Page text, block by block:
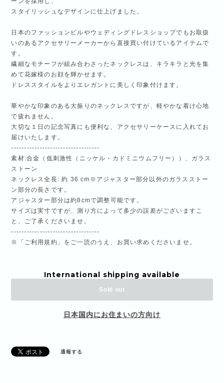
スタイリッシュなデザインに仕上げました。
日本のファッションビルやウェディングドレスショップでもお取扱
いのあるアクセサリーメーカーから直接買い付けているアイテムで
す。
繊細なモチーフが組み合わさったネックレスは、キラキラと光を集
めて花嫁様のお顔を輝かせます。
ドレススタイルをよりエレガントに美しく印象付けます。
華やかな印象のある大振りのネックレスですが、軽やかな着け心地
で疲れません。
大切な１日の記念写真にも便利な、アクセサリーケースに入れてお
届けいたします。
----------------------------------
素材:合金（低刺激性（ニッケル・カドミニウムフリー））、ガラス
ストーン
ネックレス全長: 約 36 cm※アジャスター部分以外のガラスストー
ン部分の長さです。
アジャスター部分は約8cmで調整可能です。
サイズは実寸ですが、測り方によって多少の誤差がございますこ
と、ご了承くださいませ。
----------------------------------
※「ご利用規約」をご一読のうえ、お買い求めくださいませ。
International shipping available
Sold out
日本国内にお住まいの方向け
通報する